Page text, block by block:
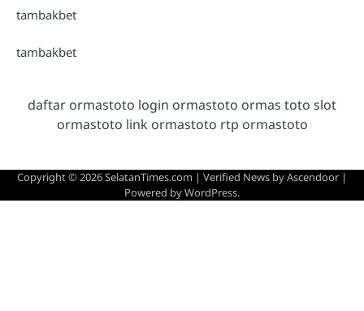
tambakbet
tambakbet
daftar ormastoto login ormastoto ormas toto slot
ormastoto link ormastoto rtp ormastoto
Copyright © 2026SelatanTimes.com | Verified News byAscendoor |
Powered byWordPress.